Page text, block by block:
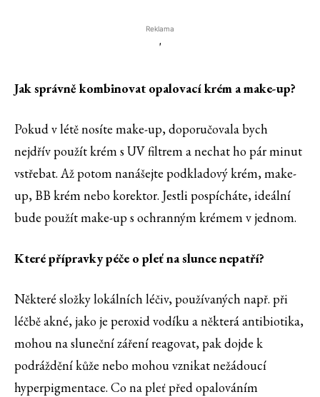
Reklama
'
Jak správně kombinovat opalovací krém a make-up?
Pokud v létě nosíte make-up, doporučovala bych
nejdřív použít krém s UV filtrem a nechat ho pár minut
vstřebat. Až potom nanášejte podkladový krém, make-
up, BB krém nebo korektor. Jestli pospícháte, ideální
bude použít make-up s ochranným krémem v jednom.
Které přípravky péče o pleť na slunce nepatří?
Některé složky lokálních léčiv, používaných např. při
léčbě akné, jako je peroxid vodíku a některá antibiotika,
mohou na sluneční záření reagovat, pak dojde k
podráždění kůže nebo mohou vznikat nežádoucí
hyperpigmentace. Co na pleť před opalováním